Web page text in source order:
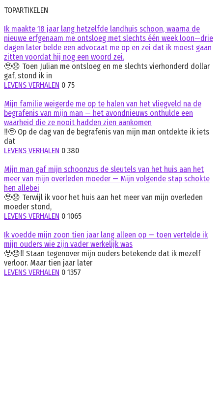
TOPARTIKELEN
Ik maakte 18 jaar lang hetzelfde landhuis schoon, waarna de
nieuwe erfgenaam me ontsloeg met slechts één week loon—drie
dagen later belde een advocaat me op en zei dat ik moest gaan
zitten voordat hij nog een woord zei.
🥹😞 Toen Julian me ontsloeg en me slechts vierhonderd dollar
gaf, stond ik in
LEVENS VERHALEN 0 75
Mijn familie weigerde me op te halen van het vliegveld na de
begrafenis van mijn man — het avondnieuws onthulde een
waarheid die ze nooit hadden zien aankomen
‼️🥹 Op de dag van de begrafenis van mijn man ontdekte ik iets
dat
LEVENS VERHALEN 0 380
Mijn man gaf mijn schoonzus de sleutels van het huis aan het
meer van mijn overleden moeder — Mijn volgende stap schokte
hen allebei
🥹😞 Terwijl ik voor het huis aan het meer van mijn overleden
moeder stond,
LEVENS VERHALEN 0 1065
Ik voedde mijn zoon tien jaar lang alleen op — toen vertelde ik
mijn ouders wie zijn vader werkelijk was
🥹😞‼️ Staan tegenover mijn ouders betekende dat ik mezelf
verloor. Maar tien jaar later
LEVENS VERHALEN 0 1357